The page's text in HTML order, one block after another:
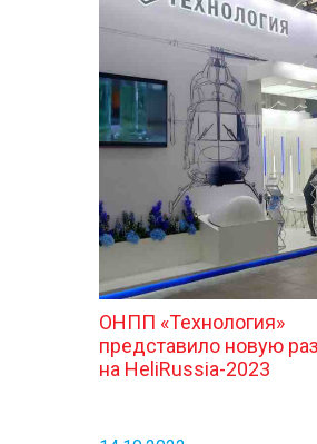
ОНПП «Технология»
представило новую
на HeliRussia-2023